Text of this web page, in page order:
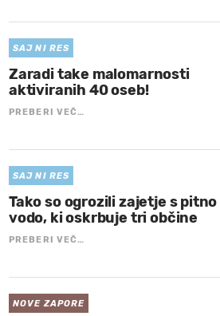
SAJ NI RES
Zaradi take malomarnosti
aktiviranih 40 oseb!
PREBERI VEČ…
SAJ NI RES
Tako so ogrozili zajetje s pitno
vodo, ki oskrbuje tri občine
PREBERI VEČ…
NOVE ZAPORE